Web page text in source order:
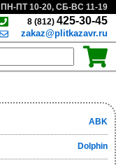
ПН-ПТ 10-20, СБ-ВС 11-19
8 (812) 425-30-45
zakaz@plitkazavr.ru
ABK
Dolphin